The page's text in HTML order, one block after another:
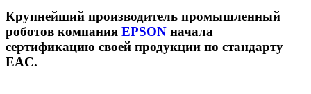
Крупнейший производитель промышленный
роботов компания EPSON начала
сертификацию своей продукции по стандарту
EAC.